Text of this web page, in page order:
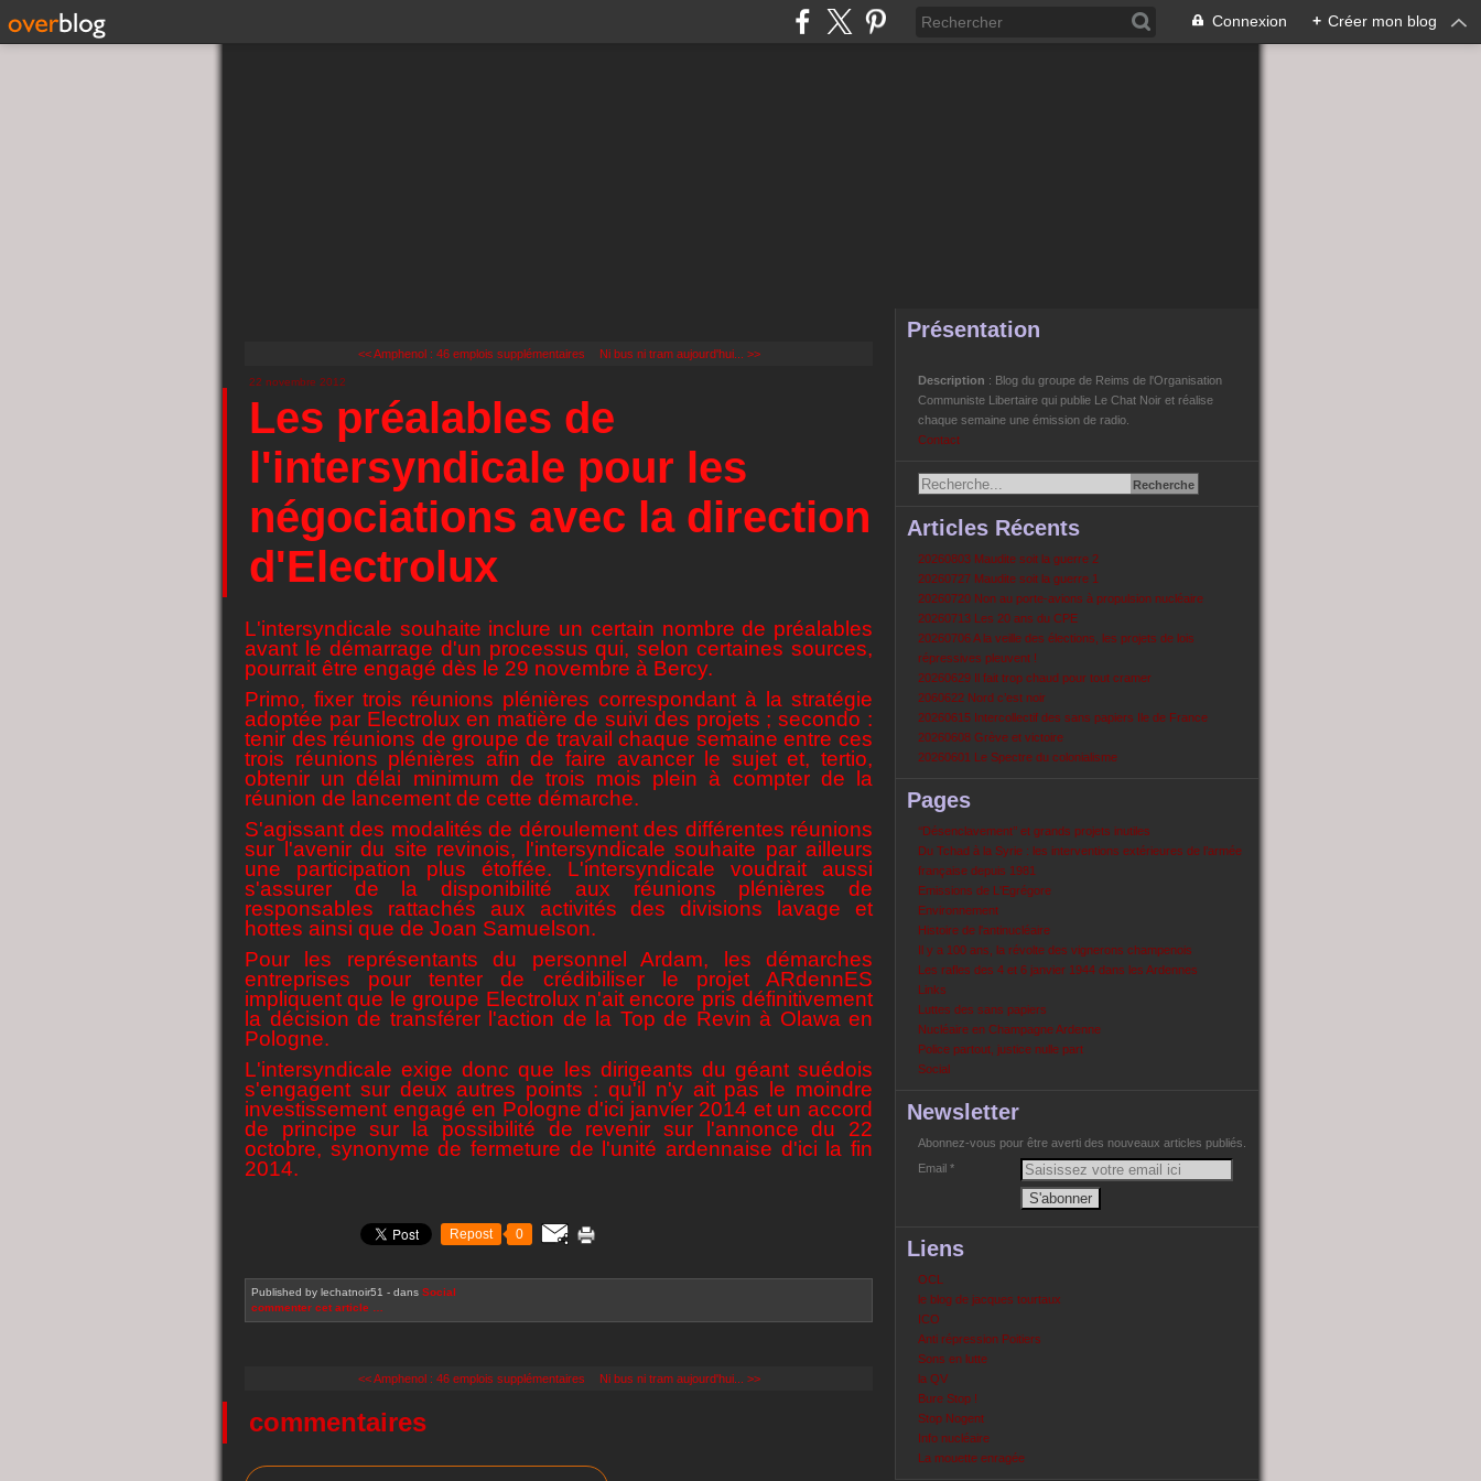
Connexion + Créer mon blog
<< Amphenol : 46 emplois supplémentaires Ni bus ni tram aujourd'hui... >>
22 novembre 2012
Les préalables de
l'intersyndicale pour les
négociations avec la direction
d'Electrolux
L'intersyndicale souhaite inclure un certain nombre de préalables
avant le démarrage d'un processus qui, selon certaines sources,
pourrait être engagé dès le 29 novembre à Bercy.
Primo, fixer trois réunions plénières correspondant à la stratégie
adoptée par Electrolux en matière de suivi des projets ; secondo :
tenir des réunions de groupe de travail chaque semaine entre ces
trois réunions plénières afin de faire avancer le sujet et, tertio,
obtenir un délai minimum de trois mois plein à compter de la
réunion de lancement de cette démarche.
S'agissant des modalités de déroulement des différentes réunions
sur l'avenir du site revinois, l'intersyndicale souhaite par ailleurs
une participation plus étoffée.
L'intersyndicale voudrait aussi
s'assurer de la disponibilité aux réunions plénières de
responsables rattachés aux activités des divisions lavage et
hottes ainsi que de Joan Samuelson.
Pour les représentants du personnel Ardam, les démarches
entreprises pour tenter de crédibiliser le projet ARdennES
impliquent que le groupe Electrolux n'ait encore pris définitivement
la décision de transférer l'action de la Top de Revin à Olawa en
Pologne.
L'intersyndicale exige donc que les dirigeants du géant suédois
s'engagent sur deux autres points : qu'il n'y ait pas le moindre
investissement engagé en Pologne d'ici janvier 2014 et un accord
de principe sur la possibilité de revenir sur l'annonce du 22
octobre, synonyme de fermeture de l'unité ardennaise d'ici la fin
2014.
Repost 0
Published by lechatnoir51 - dans Social
commenter cet article
<< Amphenol : 46 emplois supplémentaires Ni bus ni tram aujourd'hui... >>
commentaires
Présentation
Description : Blog du groupe de Reims de l'Organisation
Communiste Libertaire qui publie Le Chat Noir et réalise
chaque semaine une émission de radio.
Contact
Articles Récents
20260803 Maudite soit la guerre 2
20260727 Maudite soit la guerre 1
20260720 Non au porte-avions à propulsion nucléaire
20260713 Les 20 ans du CPE
20260706 A la veille des élections, les projets de lois
répressives pleuvent !
20260629 Il fait trop chaud pour tout cramer
2060622 Nord c’est noir
20260615 Intercollectif des sans papiers Ile de France
20260608 Grève et victoire
20260601 Le Spectre du colonialisme
Pages
‘‘Désenclavement’’ et grands projets inutiles
Du Tchad à la Syrie : les interventions extérieures de l’armée
française depuis 1981
Emissions de L'Egrégore
Environnement
Histoire de l'antinucléaire
Il y a 100 ans, la révolte des vignerons champenois
Les rafles des 4 et 6 janvier 1944 dans les Ardennes
Links
Luttes des sans papiers
Nucléaire en Champagne Ardenne
Police partout, justice nulle part
Social
Newsletter
Abonnez-vous pour être averti des nouveaux articles publiés.
Email
Liens
OCL
le blog de jacques tourtaux
ICO
Anti répression Poitiers
Sons en lutte
la QV
Bure Stop !
Stop Nogent
Info nucléaire
La mouette enragée